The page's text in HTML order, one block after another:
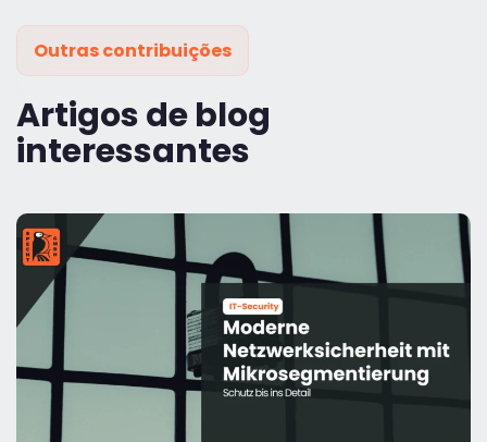
Outras contribuições
Artigos de blog
interessantes